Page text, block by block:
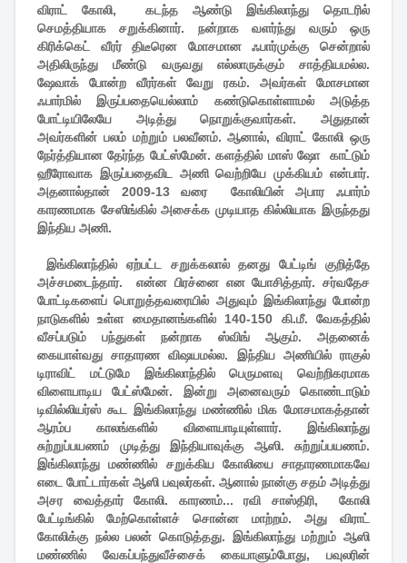
விராட் கோலி, கடந்த ஆண்டு இங்கிலாந்து தொடரில்
செமத்தியாக சறுக்கினார். நன்றாக வளர்ந்து வரும் ஒரு
கிரிக்கெட் வீரர் திடீரென மோசமான ஃபார்முக்கு சென்றால்
அதிலிருந்து மீண்டு வருவது எல்லாருக்கும் சாத்தியமல்ல.
ஷேவாக் போன்ற வீரர்கள் வேறு ரகம். அவர்கள் மோசமான
ஃபார்மில் இருப்பதையெல்லாம் கண்டுகொள்ளாமல் அடுத்த
போட்டியிலேயே அடித்து நொறுக்குவார்கள். அதுதான்
அவர்களின் பலம் மற்றும் பலவீனம். ஆனால், விராட் கோலி ஒரு
நேர்த்தியான தேர்ந்த பேட்ஸ்மேன். களத்தில் மாஸ் ஷோ காட்டும்
ஹீரோவாக இருப்பதைவிட அணி வெற்றியே முக்கியம் என்பார்.
அதனால்தான் 2009-13 வரை கோலியின் அபார ஃபார்ம்
காரணமாக சேஸிங்கில் அசைக்க முடியாத கில்லியாக இருந்தது
இந்திய அணி.
இங்கிலாந்தில் ஏற்பட்ட சறுக்கலால் தனது பேட்டிங் குறித்தே
அச்சமடைந்தார். என்ன பிரச்னை என யோசித்தார். சர்வதேச
போட்டிகளைப் பொறுத்தவரையில் அதுவும் இங்கிலாந்து போன்ற
நாடுகளில் உள்ள மைதானங்களில் 140-150 கி.மீ. வேகத்தில்
வீசப்படும் பந்துகள் நன்றாக ஸ்விங் ஆகும். அதனைக்
கையாள்வது சாதாரண விஷயமல்ல. இந்திய அணியில் ராகுல்
டிராவிட் மட்டுமே இங்கிலாந்தில் பெருமளவு வெற்றிகரமாக
விளையாடிய பேட்ஸ்மேன். இன்று அனைவரும் கொண்டாடும்
டிவில்லியர்ஸ் கூட இங்கிலாந்து மண்ணில் மிக மோசமாகத்தான்
ஆரம்ப காலங்களில் விளையாடியுள்ளார். இங்கிலாந்து
சுற்றுப்பயணம் முடித்து இந்தியாவுக்கு ஆஸி. சுற்றுப்பயணம்.
இங்கிலாந்து மண்ணில் சறுக்கிய கோலியை சாதாரணமாகவே
எடை போட்டார்கள் ஆஸி பவுலர்கள். ஆனால் நான்கு சதம் அடித்து
அசர வைத்தார் கோலி. காரணம்... ரவி சாஸ்திரி, கோலி
பேட்டிங்கில் மேற்கொள்ளச் சொன்ன மாற்றம். அது விராட்
கோலிக்கு நல்ல பலன் கொடுத்தது. இங்கிலாந்து மற்றும் ஆஸி
மண்ணில் வேகப்பந்துவீச்சைக் கையாளும்போது, பவுலரின்